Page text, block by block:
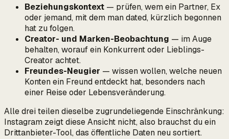
Beziehungskontext — prüfen, wem ein Partner, Ex
oder jemand, mit dem man dated, kürzlich begonnen
hat zu folgen.
Creator- und Marken-Beobachtung — im Auge
behalten, worauf ein Konkurrent oder Lieblings-
Creator achtet.
Freundes-Neugier — wissen wollen, welche neuen
Konten ein Freund entdeckt hat, besonders nach
einer Reise oder Lebensveränderung.
Alle drei teilen dieselbe zugrundeliegende Einschränkung:
Instagram zeigt diese Ansicht nicht, also brauchst du ein
Drittanbieter-Tool, das öffentliche Daten neu sortiert.